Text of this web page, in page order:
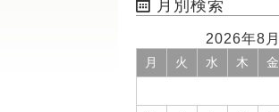
月別検索
2026年8月
月 火 水 木 金